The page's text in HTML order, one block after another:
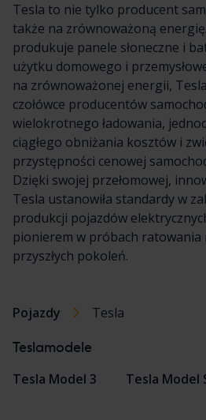
Tesla to nie tylko producent
także na zrównoważoną
produkuje panele słoneczne i
użytku domowego i
na zrównoważonej energii,
czołówce producentów
wielokrotnego ładowania,
ciągłego obniżania kosztów i
przystępności cenowej
Dzięki swojej przełomowej,
Tesla ustanowiła standardy w
produkcji pojazdów
pionierem w próbach ratowania
przyszłych pokoleń.
Pojazdy Tesla
Teslamodele
Tesla Model 3 Tesla Model